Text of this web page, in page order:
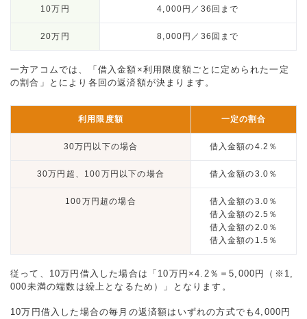
10万円 4,000円／36回まで
20万円 8,000円／36回まで
一方アコムでは、「借入金額×利用限度額ごとに定められた一定
の割合」とにより各回の返済額が決まります。
利用限度額 一定の割合
30万円以下の場合 借入金額の4.2％
30万円超、100万円以下の場合 借入金額の3.0％
100万円超の場合
借入金額の3.0％
借入金額の2.5％
借入金額の2.0％
借入金額の1.5％
従って、10万円借入した場合は「10万円×4.2％＝5,000円（※1,
000未満の端数は繰上となるため）」となります。
10万円借入した場合の毎月の返済額はいずれの方式でも4,000円